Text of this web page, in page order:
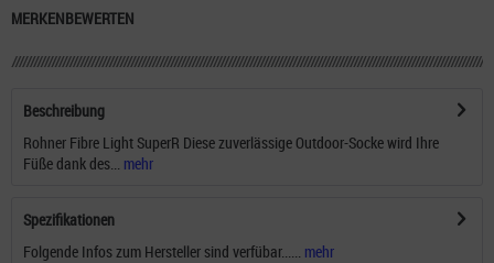
MERKENBEWERTEN
Beschreibung
Rohner Fibre Light SuperR Diese zuverlässige Outdoor-Socke wird Ihre
Füße dank des...
mehr
Spezifikationen
Folgende Infos zum Hersteller sind verfübar...... mehr